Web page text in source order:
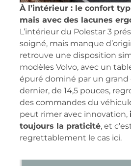
À l’intérieur : le confort
mais avec des lacunes
L’intérieur du Polestar 3
soigné, mais manque
retrouve une disposition
modèles Volvo, avec un
épuré dominé par un grand
dernier, de 14,5 pouces,
des commandes du
peut rimer avec innovation,
toujours la praticité, et
regrettablement le cas ici.